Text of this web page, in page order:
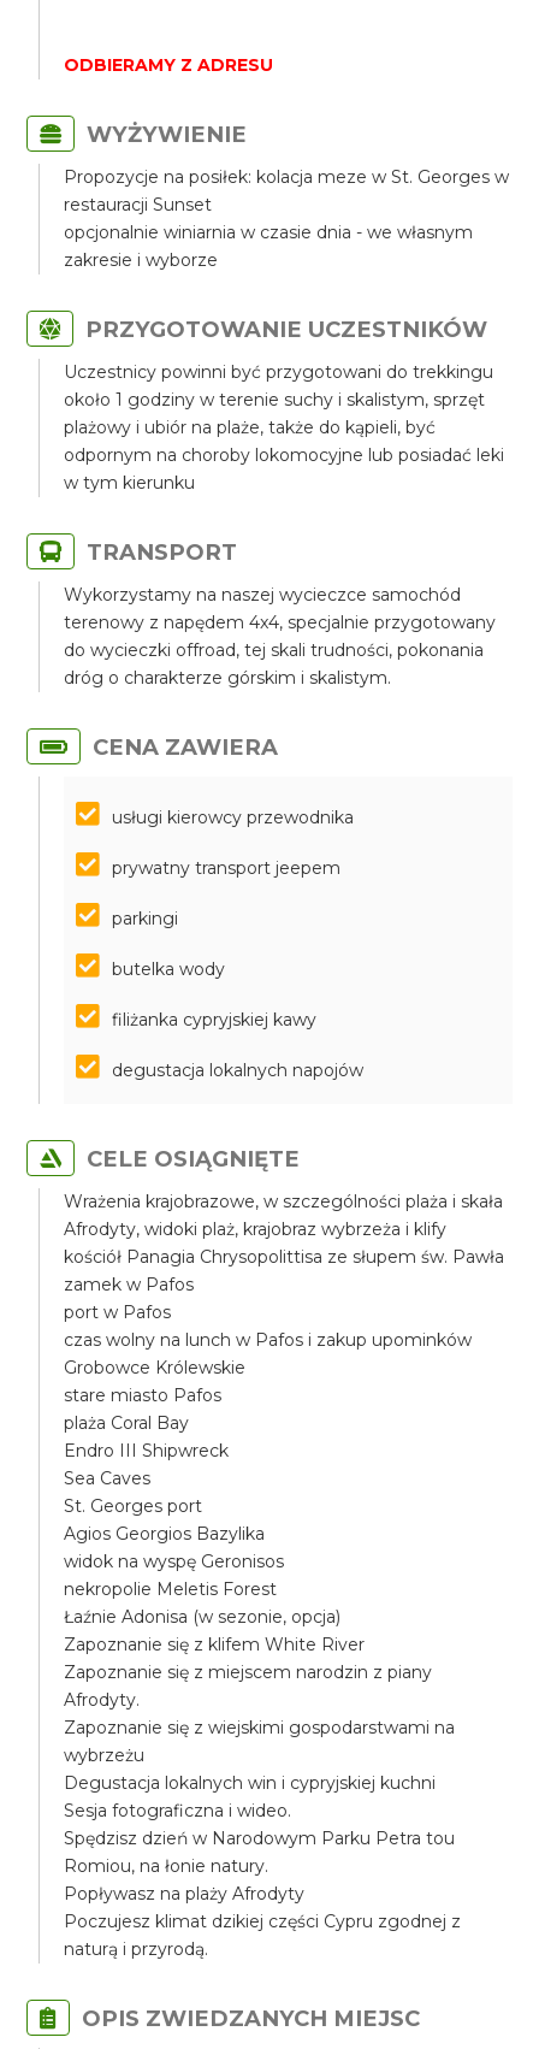
ODBIERAMY Z ADRESU
WYŻYWIENIE
Propozycje na posiłek: kolacja meze w St. Georges w
restauracji Sunset
opcjonalnie winiarnia w czasie dnia - we własnym
zakresie i wyborze
PRZYGOTOWANIE UCZESTNIKÓW
Uczestnicy powinni być przygotowani do trekkingu
około 1 godziny w terenie suchy i skalistym, sprzęt
plażowy i ubiór na plaże, także do kąpieli, być
odpornym na choroby lokomocyjne lub posiadać leki
w tym kierunku
TRANSPORT
Wykorzystamy na naszej wycieczce samochód
terenowy z napędem 4x4, specjalnie przygotowany
do wycieczki offroad, tej skali trudności, pokonania
dróg o charakterze górskim i skalistym.
CENA ZAWIERA
usługi kierowcy przewodnika
prywatny transport jeepem
parkingi
butelka wody
filiżanka cypryjskiej kawy
degustacja lokalnych napojów
CELE OSIĄGNIĘTE
Wrażenia krajobrazowe, w szczególności plaża i skała
Afrodyty, widoki plaż, krajobraz wybrzeża i klify
kościół Panagia Chrysopolittisa ze słupem św. Pawła
zamek w Pafos
port w Pafos
czas wolny na lunch w Pafos i zakup upominków
Grobowce Królewskie
stare miasto Pafos
plaża Coral Bay
Endro III Shipwreck
Sea Caves
St. Georges port
Agios Georgios Bazylika
widok na wyspę Geronisos
nekropolie Meletis Forest
Łaźnie Adonisa (w sezonie, opcja)
Zapoznanie się z klifem White River
Zapoznanie się z miejscem narodzin z piany
Afrodyty.
Zapoznanie się z wiejskimi gospodarstwami na
wybrzeżu
Degustacja lokalnych win i cypryjskiej kuchni
Sesja fotograficzna i wideo.
Spędzisz dzień w Narodowym Parku Petra tou
Romiou, na łonie natury.
Popływasz na plaży Afrodyty
Poczujesz klimat dzikiej części Cypru zgodnej z
naturą i przyrodą.
OPIS ZWIEDZANYCH MIEJSC